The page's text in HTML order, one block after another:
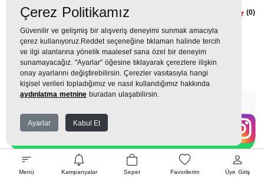
Menü Kampanyalar Sepet Favorilerim Üye Giriş
4 Yıl Ek Garanti BULAŞIK (0-6 Ay) (0)
4.099TL
455 TLx 9 Taksit =4.099 TL Ekstra İndirim %12 =3.607
TELEFONLA ARA
Çerez Politikamız
Güvenilir ve gelişmiş bir alışveriş deneyimi sunmak amacıyla
çerez kullanıyoruz.Reddet seçeneğine tıklaman halinde tercih
ve ilgi alanlarına yönelik maalesef sana özel bir deneyim
sunamayacağız. "Ayarlar" öğesine tıklayarak çerezlere ilişkin
onay ayarlarını değiştirebilirsin. Çerezler vasıtasıyla hangi
kişisel verileri topladığımız ve nasıl kullandığımız hakkında
aydınlatma metnine buradan ulaşabilirsin.
Ayarlar Kabul Et